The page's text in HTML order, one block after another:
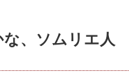
、ソムリエ人